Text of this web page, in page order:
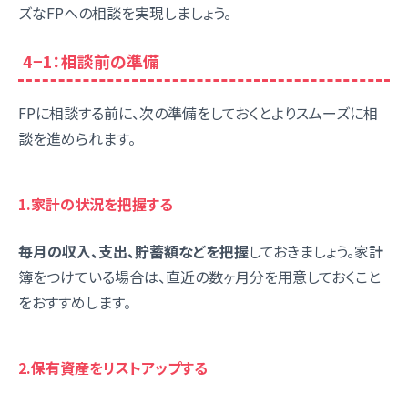
ズなFPへの相談を実現しましょう。
4−1：相談前の準備
FPに相談する前に、次の準備をしておくとよりスムーズに相
談を進められます。
1.家計の状況を把握する
毎月の収入、支出、貯蓄額などを把握しておきましょう。家計
簿をつけている場合は、直近の数ヶ月分を用意しておくこと
をおすすめします。
2.保有資産をリストアップする